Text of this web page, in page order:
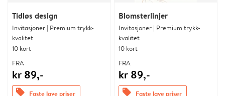
Tidløs design
Invitasjoner | Premium trykk-
kvalitet
10 kort
FRA
kr 89,-
offers Faste lave priser
Blomsterlinjer
Invitasjoner | Premium trykk-
kvalitet
10 kort
FRA
kr 89,-
offers Faste lave priser